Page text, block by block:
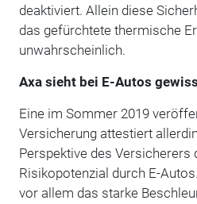
deaktiviert. Allein diese
das gefürchtete thermische
unwahrscheinlich.
Axa sieht bei E-Autos
Eine im Sommer 2019
Versicherung attestiert
Perspektive des Versicherers
Risikopotenzial durch E-
vor allem das starke